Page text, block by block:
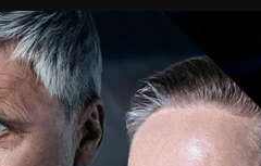
Открыть приложение